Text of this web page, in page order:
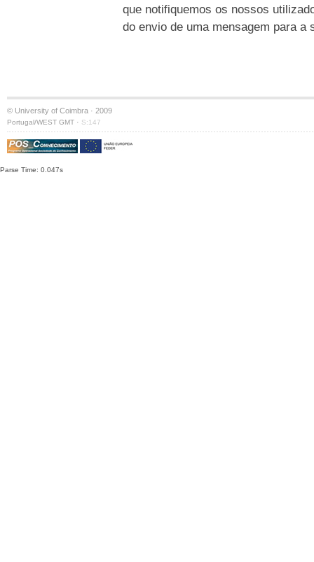
que notifiquemos os nossos
do envio de uma mensagem para
© University of Coimbra · 2009
Portugal/WEST GMT · S:147
Parse Time: 0.047s